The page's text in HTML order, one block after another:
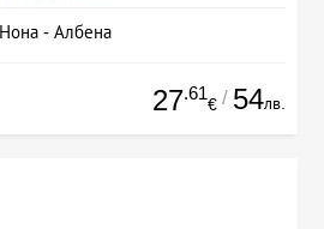
Нона - Албена
27.61
€ / 54лв.